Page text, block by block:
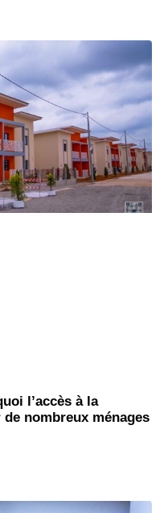
l’accès à la
nombreux ménages